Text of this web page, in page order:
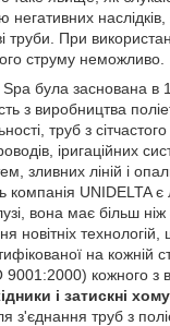
труби. При
струму неможливо.
Spa була заснована в
з виробництва
труб з
іригаційних
зливних ліній і
компанія UNIDELTA є
вона має більш
новітніх
на кожній
кожного з
і затискні
з'єднання труб з